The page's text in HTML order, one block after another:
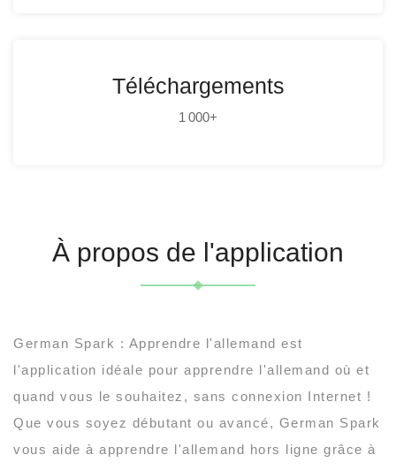
Téléchargements
1 000+
À propos de l'application
German Spark : Apprendre l'allemand est
l'application idéale pour apprendre l'allemand où et
quand vous le souhaitez, sans connexion Internet !
Que vous soyez débutant ou avancé, German Spark
vous aide à apprendre l'allemand hors ligne grâce à